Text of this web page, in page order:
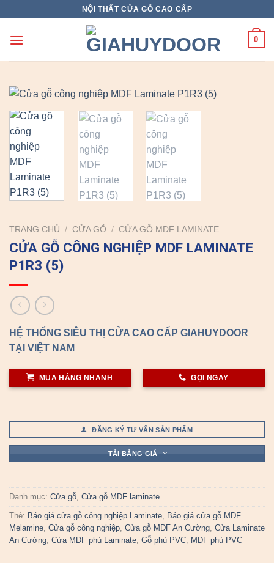
content
NỘI THẤT CỬA GỖ CAO CẤP
0
TRANG CHỦ / CỬA GỖ / CỬA GỖ MDF LAMINATE
CỬA GỖ CÔNG NGHIỆP MDF LAMINATE
P1R3 (5)
HỆ THỐNG SIÊU THỊ CỬA CAO CẤP GIAHUYDOOR
TẠI VIỆT NAM
MUA HÀNG NHANH GỌI NGAY
ĐĂNG KÝ TƯ VẤN SẢN PHẨM
TẢI BẢNG GIÁ
Danh mục: Cửa gỗ, Cửa gỗ MDF laminate
Thẻ: Báo giá cửa gỗ công nghiệp Laminate, Báo giá cửa gỗ MDF
Melamine, Cửa gỗ công nghiệp, Cửa gỗ MDF An Cường, Cửa Laminate
An Cường, Cửa MDF phủ Laminate, Gỗ phủ PVC, MDF phủ PVC